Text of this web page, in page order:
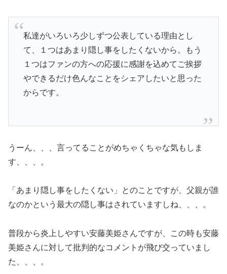
私達がいろいろ少しずつ公表している理由とし
て、１つはあまり 隠し事をしたくないから。もう
１つはファンの方への応援に感謝を込めてご挨拶
やできるだけ色んなことをシェアしたいと思った
からです。
うーん、、、言ってることがめちゃくちゃな気もしま
す、、、。
「あまり隠し事をしたくない」とのことですが、父親が誰
なのかという最大の隠し事はされていますしね、、、。
普段から炎上しやすい安藤美姫さんですが、この時も安藤
美姫さんに対して批判的なコメントが飛び交っていまし
た、、、。